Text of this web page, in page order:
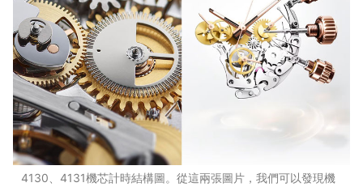
4130、4131機芯計時結構圖。從這兩張圖片，我們可以發現機